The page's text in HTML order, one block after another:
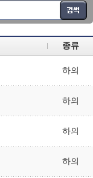
종류
하의
하의
하의
하의